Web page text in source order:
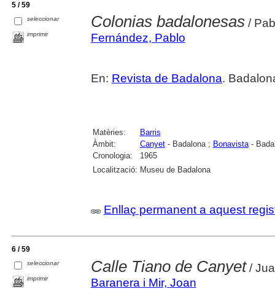
5 / 59
seleccionar
imprimir
Colonias badalonesas/
Fernández, Pablo
En: Revista de Badalona.
Matèries:
Barris
Àmbit:
Canyet- Badalona ; Bonavista-
Cronologia:
1965
Localització: Museu de Badalona
Enllaç permanent a aquest
6 / 59
seleccionar
imprimir
Calle Tiano de Canyet/
Baranera i Mir, Joan